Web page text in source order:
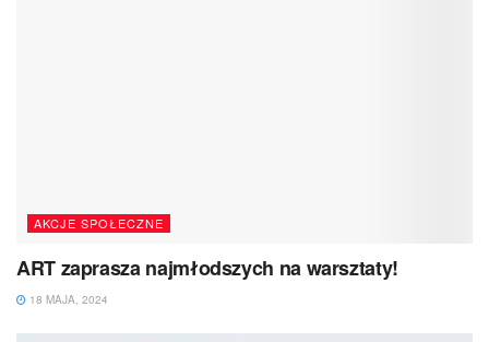
AKCJE SPOŁECZNE
ART zaprasza najmłodszych na warsztaty!
18 MAJA, 2024